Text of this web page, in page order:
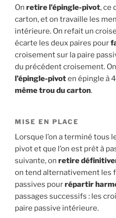
On retire l’épingle-pivot, ce
carton, et on travaille les
intérieure. On refait un
écarte les deux paires pour
croisement sur la paire
du précédent croisement. On
l’épingle-pivoten épingle à
même trou du carton.
MISE EN PLACE
Lorsque l’on a terminé tous
pivot et que l’on est prêt à
suivante, on retire
on tend alternativement les
passives pourrépartir
passages successifs : les
paire passive intérieure.